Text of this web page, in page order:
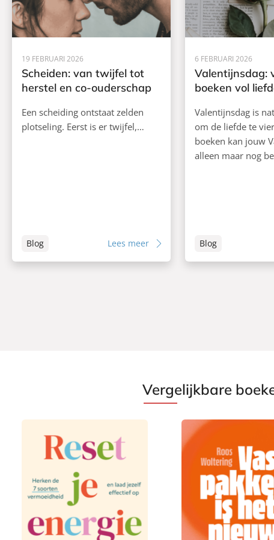
19 FEBRUARI 2026
Scheiden: van twijfel tot
herstel en co-ouderschap
Een scheiding ontstaat zelden
plotseling. Eerst is er twijfel,…
Blog Lees meer
6 FEBRUARI 2026
Valentijnsdag:
boeken vol
Valentijnsdag is
om de liefde te
boeken kan jouw
alleen maar nog
Blog
Vergelijkbare